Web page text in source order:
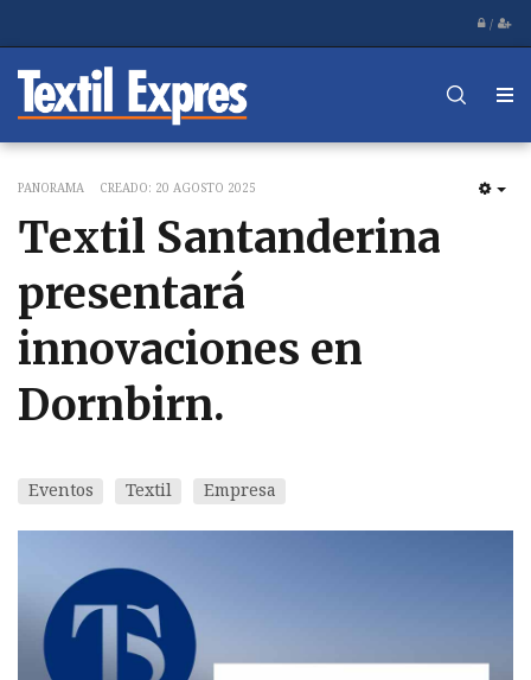
/
PANORAMA CREADO: 20 AGOSTO 2025
Textil Santanderina
presentará
innovaciones en
Dornbirn.
Eventos Textil Empresa